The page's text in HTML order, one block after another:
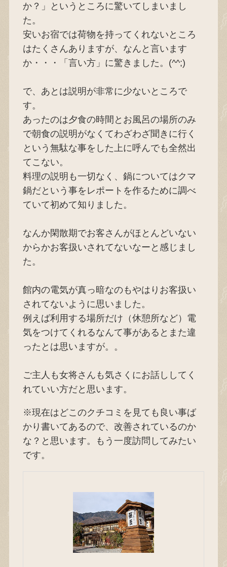
か？」というところに驚いてしまいまし
た。
安いお宿では荷物を持ってくれないところ
はたくさんありますが、なんと言います
か・・・「言い方」に驚きました。(^^;)
で、あとは説明が非常に少ないところで
す。
あったのは夕食の時間とお風呂の場所のみ
で朝食の説明がなくてわざわざ聞きに行く
という無駄な事をした上に呼んでも全然出
てこない。
料理の説明も一切なく、鍋についてはクマ
鍋だという事をレポートを作るために調べ
ていて初めて知りました。
なんか閑散期でお客さんがほとんどいない
からかお客扱いされてないなーと感じまし
た。
館内の電気が真っ暗なのもやはりお客扱い
されてないように思いました。
例えば利用する場所だけ（休憩所など）電
気をつけてくれるなんて事があるとまた違
ったとは思いますが。。
ご主人も女将さんも気さくにお話ししてく
れていい方だと思います。
※現在はどこのクチコミを見ても良い事ば
かり書いてあるので、改善されているのか
な？と思います。もう一度訪問してみたい
です。